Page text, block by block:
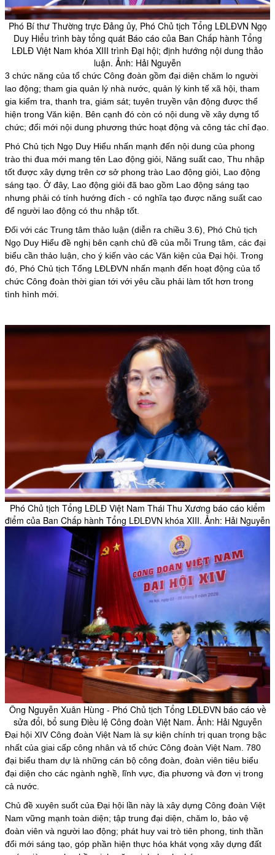
Phó Bí thư Thường trực Đảng ủy, Phó Chủ tịch Tổng LĐLĐVN Ngọ
Duy Hiểu trình bày tổng quát Báo cáo của Ban Chấp hành Tổng
LĐLĐ Việt Nam khóa XIII trình Đại hội; định hướng nội dung thảo
luận. Ảnh: Hải Nguyễn
3 chức năng của tổ chức Công đoàn gồm đại diện chăm lo người
lao động; tham gia quản lý nhà nước, quản lý kinh tế xã hội, tham
gia kiểm tra, thanh tra, giám sát; tuyên truyền vận động được thể
hiện trong Văn kiện. Bên cạnh đó còn có nội dung về xây dựng tổ
chức; đổi mới nội dung phương thức hoạt động và công tác chỉ đạo.
Phó Chủ tịch Ngọ Duy Hiểu nhấn mạnh đến nội dung của phong
trào thi đua mới mang tên Lao động giỏi, Năng suất cao, Thu nhập
tốt được xây dựng trên cơ sở phong trào Lao động giỏi, Lao động
sáng tạo. Ở đây, Lao động giỏi đã bao gồm Lao động sáng tạo
nhưng phải có tính hướng đích - có nghĩa tạo được năng suất cao
để người lao động có thu nhập tốt.
Đối với các Trung tâm thảo luận (diễn ra chiều 3.6), Phó Chủ tịch
Ngọ Duy Hiểu đề nghị bên cạnh chủ đề của mỗi Trung tâm, các đại
biểu cần thảo luận, cho ý kiến vào các Văn kiện của Đại hội. Trong
đó, Phó Chủ tịch Tổng LĐLĐVN nhấn mạnh đến hoạt động của tổ
chức Công đoàn thời gian tới với yêu cầu phải làm tốt hơn trong
tình hình mới.
Phó Chủ tịch Tổng LĐLĐ Việt Nam Thái Thu Xương báo cáo kiểm
điểm của Ban Chấp hành Tổng LĐLĐVN khóa XIII. Ảnh: Hải Nguyễn
Ông Nguyễn Xuân Hùng - Phó Chủ tịch Tổng LĐLĐVN báo cáo về
sửa đổi, bổ sung Điều lệ Công đoàn Việt Nam. Ảnh: Hải Nguyễn
Đại hội XIV Công đoàn Việt Nam là sự kiện chính trị quan trọng bậc
nhất của giai cấp công nhân và tổ chức Công đoàn Việt Nam. 780
đại biểu tham dự là những cán bộ công đoàn, đoàn viên tiêu biểu
đại diện cho các ngành nghề, lĩnh vực, địa phương và đơn vị trong
cả nước.
Chủ đề xuyên suốt của Đại hội lần này là xây dựng Công đoàn Việt
Nam vững mạnh toàn diện; tập trung đại diện, chăm lo, bảo vệ
đoàn viên và người lao động; phát huy vai trò tiên phong, tinh thần
đổi mới sáng tạo, góp phần hiện thực hóa khát vọng xây dựng đất